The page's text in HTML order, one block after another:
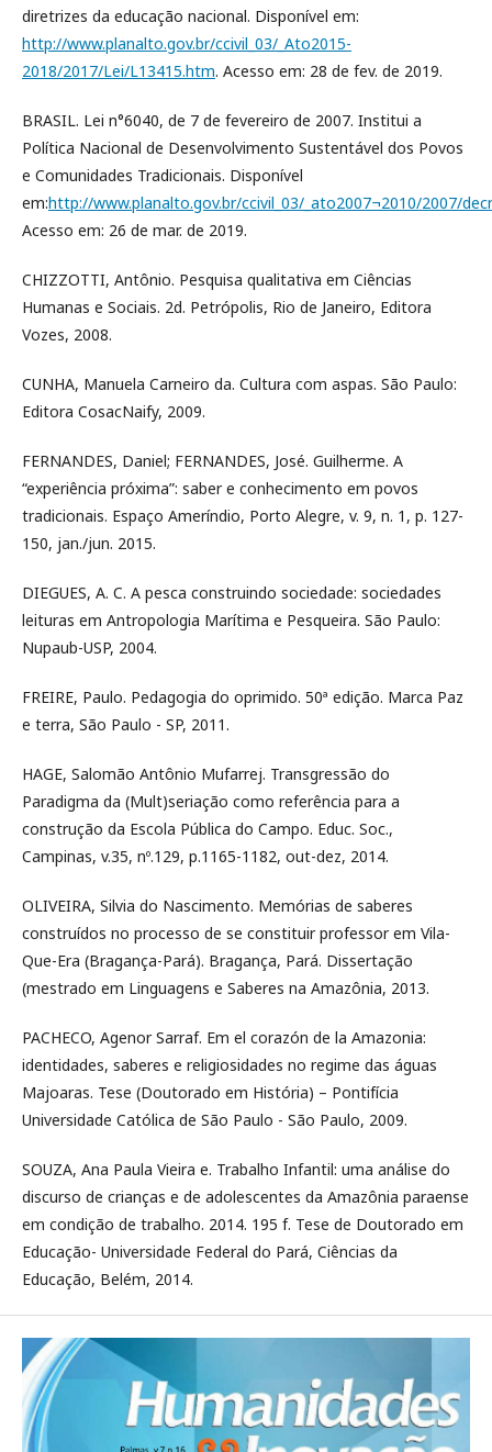
diretrizes da educação nacional. Disponível em:
http://www.planalto.gov.br/ccivil_03/_Ato2015-
2018/2017/Lei/L13415.htm. Acesso em: 28 de fev. de 2019.
BRASIL. Lei n°6040, de 7 de fevereiro de 2007. Institui a
Política Nacional de Desenvolvimento Sustentável dos Povos
e Comunidades Tradicionais. Disponível
em:http://www.planalto.gov.br/ccivil_03/_ato2007¬2010/2007/
Acesso em: 26 de mar. de 2019.
CHIZZOTTI, Antônio. Pesquisa qualitativa em Ciências
Humanas e Sociais. 2d. Petrópolis, Rio de Janeiro, Editora
Vozes, 2008.
CUNHA, Manuela Carneiro da. Cultura com aspas. São Paulo:
Editora CosacNaify, 2009.
FERNANDES, Daniel; FERNANDES, José. Guilherme. A
“experiência próxima”: saber e conhecimento em povos
tradicionais. Espaço Ameríndio, Porto Alegre, v. 9, n. 1, p. 127-
150, jan./jun. 2015.
DIEGUES, A. C. A pesca construindo sociedade: sociedades
leituras em Antropologia Marítima e Pesqueira. São Paulo:
Nupaub-USP, 2004.
FREIRE, Paulo. Pedagogia do oprimido. 50ª edição. Marca Paz
e terra, São Paulo - SP, 2011.
HAGE, Salomão Antônio Mufarrej. Transgressão do
Paradigma da (Mult)seriação como referência para a
construção da Escola Pública do Campo. Educ. Soc.,
Campinas, v.35, nº.129, p.1165-1182, out-dez, 2014.
OLIVEIRA, Silvia do Nascimento. Memórias de saberes
construídos no processo de se constituir professor em Vila-
Que-Era (Bragança-Pará). Bragança, Pará. Dissertação
(mestrado em Linguagens e Saberes na Amazônia, 2013.
PACHECO, Agenor Sarraf. Em el corazón de la Amazonia:
identidades, saberes e religiosidades no regime das águas
Majoaras. Tese (Doutorado em História) – Pontifícia
Universidade Católica de São Paulo - São Paulo, 2009.
SOUZA, Ana Paula Vieira e. Trabalho Infantil: uma análise do
discurso de crianças e de adolescentes da Amazônia paraense
em condição de trabalho. 2014. 195 f. Tese de Doutorado em
Educação- Universidade Federal do Pará, Ciências da
Educação, Belém, 2014.